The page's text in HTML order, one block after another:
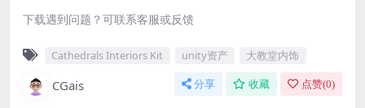
下载遇到问题？可联系客服或反馈
Cathedrals Interiors Kit unity资产 大教堂内饰
CGais 分享 收藏 点赞(0)